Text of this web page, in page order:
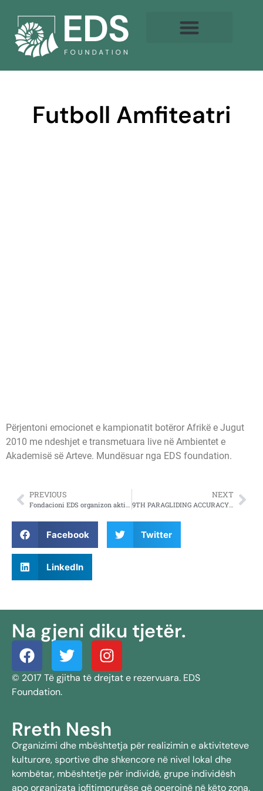
Futboll Amfiteatri
Përjentoni emocionet e kampionatit botëror Afrikë e Jugut
2010 me ndeshjet e transmetuara live në Ambientet e
Akademisë së Arteve. Mundësuar nga EDS foundation.
PREVIOUS
Fondacioni EDS organizon aktivitetin me titull “Working with the Stars”
NEXT
9TH PARAGLIDING ACCURACY CHAMPIONSHIP
Facebook Twitter
LinkedIn
Na gjeni diku tjetër.
© 2017 Të gjitha të drejtat e rezervuara. EDS
Foundation.
Rreth Nesh
Organizimi dhe mbështetja për realizimin e aktiviteteve
kulturore, sportive dhe shkencore në nivel lokal dhe
kombëtar, mbështetje për individë, grupe individësh
apo organizata jofitimprurëse që operojnë në këto zona.